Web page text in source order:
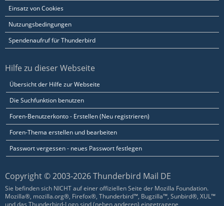
Einsatz von Cookies
Nutzungsbedingungen
Spendenaufruf für Thunderbird
Hilfe zu dieser Webseite
Übersicht der Hilfe zur Webseite
Die Suchfunktion benutzen
Foren-Benutzerkonto - Erstellen (Neu registrieren)
Foren-Thema erstellen und bearbeiten
Passwort vergessen - neues Passwort festlegen
Copyright © 2003-2026 Thunderbird Mail DE
Sie befinden sich NICHT auf einer offiziellen Seite der Mozilla Foundation.
Mozilla®, mozilla.org®, Firefox®, Thunderbird™, Bugzilla™, Sunbird®, XUL™